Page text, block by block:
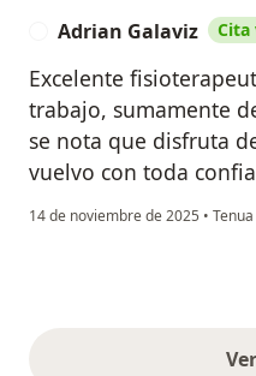
Adrian Galaviz Cita
Excelente
trabajo, sumamente
se nota que disfruta
vuelvo con toda
14 de noviembre de 2025 • Tenua